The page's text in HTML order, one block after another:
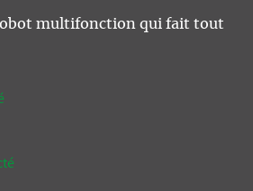
multifonction qui fait tout